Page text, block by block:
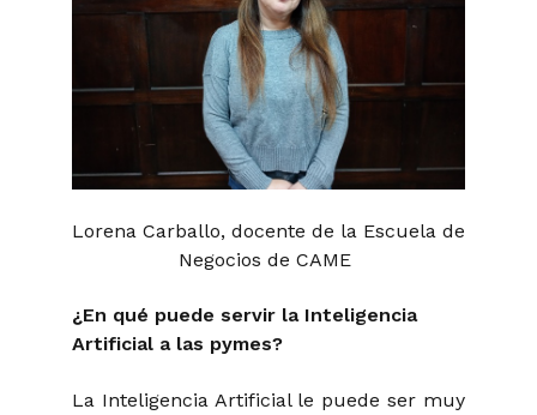
Lorena Carballo, docente de la Escuela de
Negocios de CAME
¿En qué puede servir la Inteligencia
Artificial a las pymes?
La Inteligencia Artificial le puede ser muy